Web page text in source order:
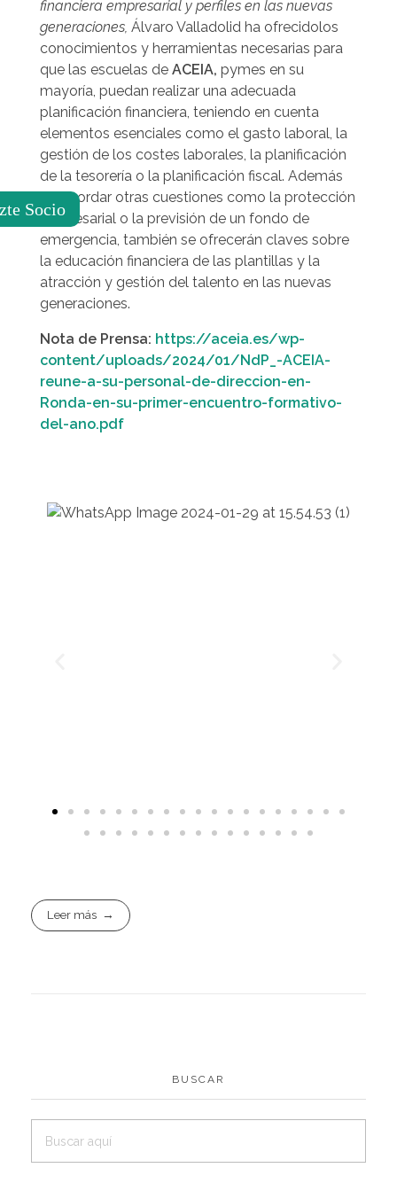
financiera empresarial y perfiles en las nuevas
generaciones, Álvaro Valladolid ha ofrecidolos
conocimientos y herramientas necesarias para
que las escuelas de ACEIA, pymes en su
mayoría, puedan realizar una adecuada
planificación financiera, teniendo en cuenta
elementos esenciales como el gasto laboral, la
gestión de los costes laborales, la planificación
de la tesorería o la planificación fiscal. Además
de abordar otras cuestiones como la protección
empresarial o la previsión de un fondo de
emergencia, también se ofrecerán claves sobre
la educación financiera de las plantillas y la
atracción y gestión del talento en las nuevas
generaciones.
Nota de Prensa: https://aceia.es/wp-
content/uploads/2024/01/NdP_-ACEIA-
reune-a-su-personal-de-direccion-en-
Ronda-en-su-primer-encuentro-formativo-
del-ano.pdf
Leer más
BUSCAR
Socio